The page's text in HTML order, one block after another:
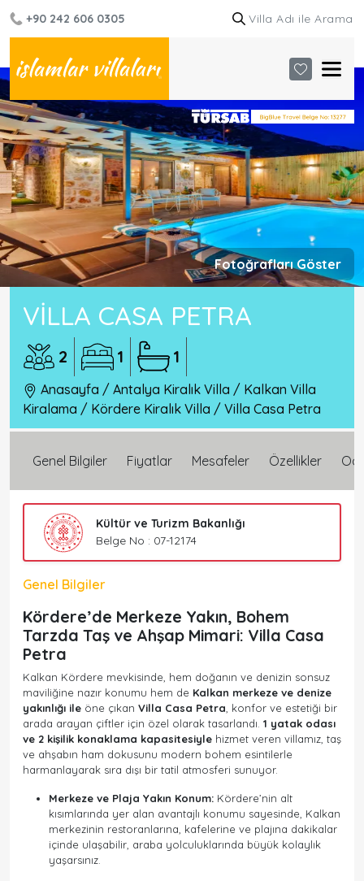
+90 242 606 0305
Fotoğrafları Göster
VILLA CASA PETRA
2 1 1
Anasayfa / Antalya Kiralık Villa / Kalkan Villa
Kiralama / Kördere Kiralık Villa / Villa Casa Petra
Genel Bilgiler Fiyatlar Mesafeler Özellikler
Kültür ve Turizm Bakanlığı
Belge No : 07-12174
Genel Bilgiler
Kördere’de Merkeze Yakın, Bohem
Tarzda Taş ve Ahşap Mimari: Villa Casa
Petra
Kalkan Kördere mevkisinde, hem doğanın ve denizin sonsuz
maviliğine nazır konumu hem de Kalkan merkeze ve denize
yakınlığı ile öne çıkan Villa Casa Petra , konfor ve estetiği bir
arada arayan çiftler için özel olarak tasarlandı. 1 yatak odası
ve 2 kişilik konaklama kapasitesiyle hizmet veren villamız, taş
ve ahşabın ham dokusunu modern bohem esintilerle
harmanlayarak sıra dışı bir tatil atmosferi sunuyor.
Merkeze ve Plaja Yakın Konum: Kördere’nin alt
kısımlarında yer alan avantajlı konumu sayesinde, Kalkan
merkezinin restoranlarına, kafelerine ve plajına dakikalar
içinde ulaşabilir, araba yolculuklarında büyük kolaylık
yaşarsınız.